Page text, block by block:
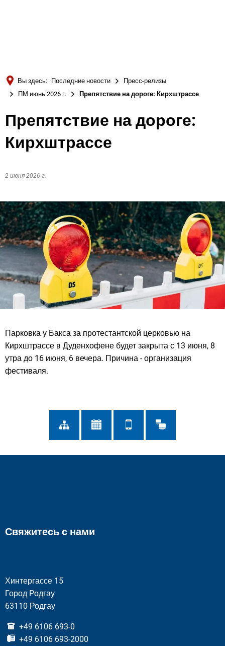
Русский
Вы здесь: Последние новости
Пресс-релизы
ПМ июнь 2026 г.
Препятствие на дороге: Кирхштрассе
Препятствие на дороге:
Кирхштрассе
2 июня 2026 г.
Парковка у Бакса за протестантской церковью на
Кирхштрассе в Дуденхофене будет закрыта с 13 июня, 8
утра до 16 июня, 6 вечера. Причина - организация
фестиваля.
Свяжитесь с нами
Хинтергассе 15
Город Родгау
63110 Родгау
+49 6106 693-0
+49 6106 693-2000